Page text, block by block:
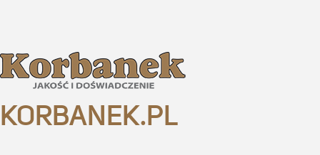
KORBANEK.PL